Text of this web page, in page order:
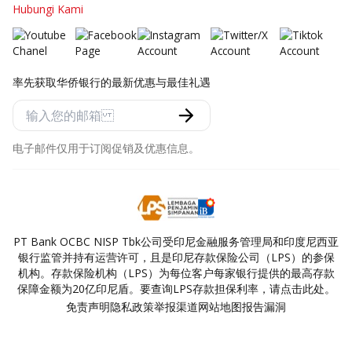
Hubungi Kami
率先获取华侨银行的最新优惠与最佳礼遇
电子邮件仅用于订阅促销及优惠信息。
PT Bank OCBC NISP Tbk公司受印尼金融服务管理局和印度尼西亚
银行监管并持有运营许可，且是印尼存款保险公司（LPS）的参保
机构。存款保险机构（LPS）为每位客户每家银行提供的最高存款
保障金额为20亿印尼盾。要查询LPS存款担保利率，请点击此处。
免责声明隐私政策举报渠道网站地图报告漏洞